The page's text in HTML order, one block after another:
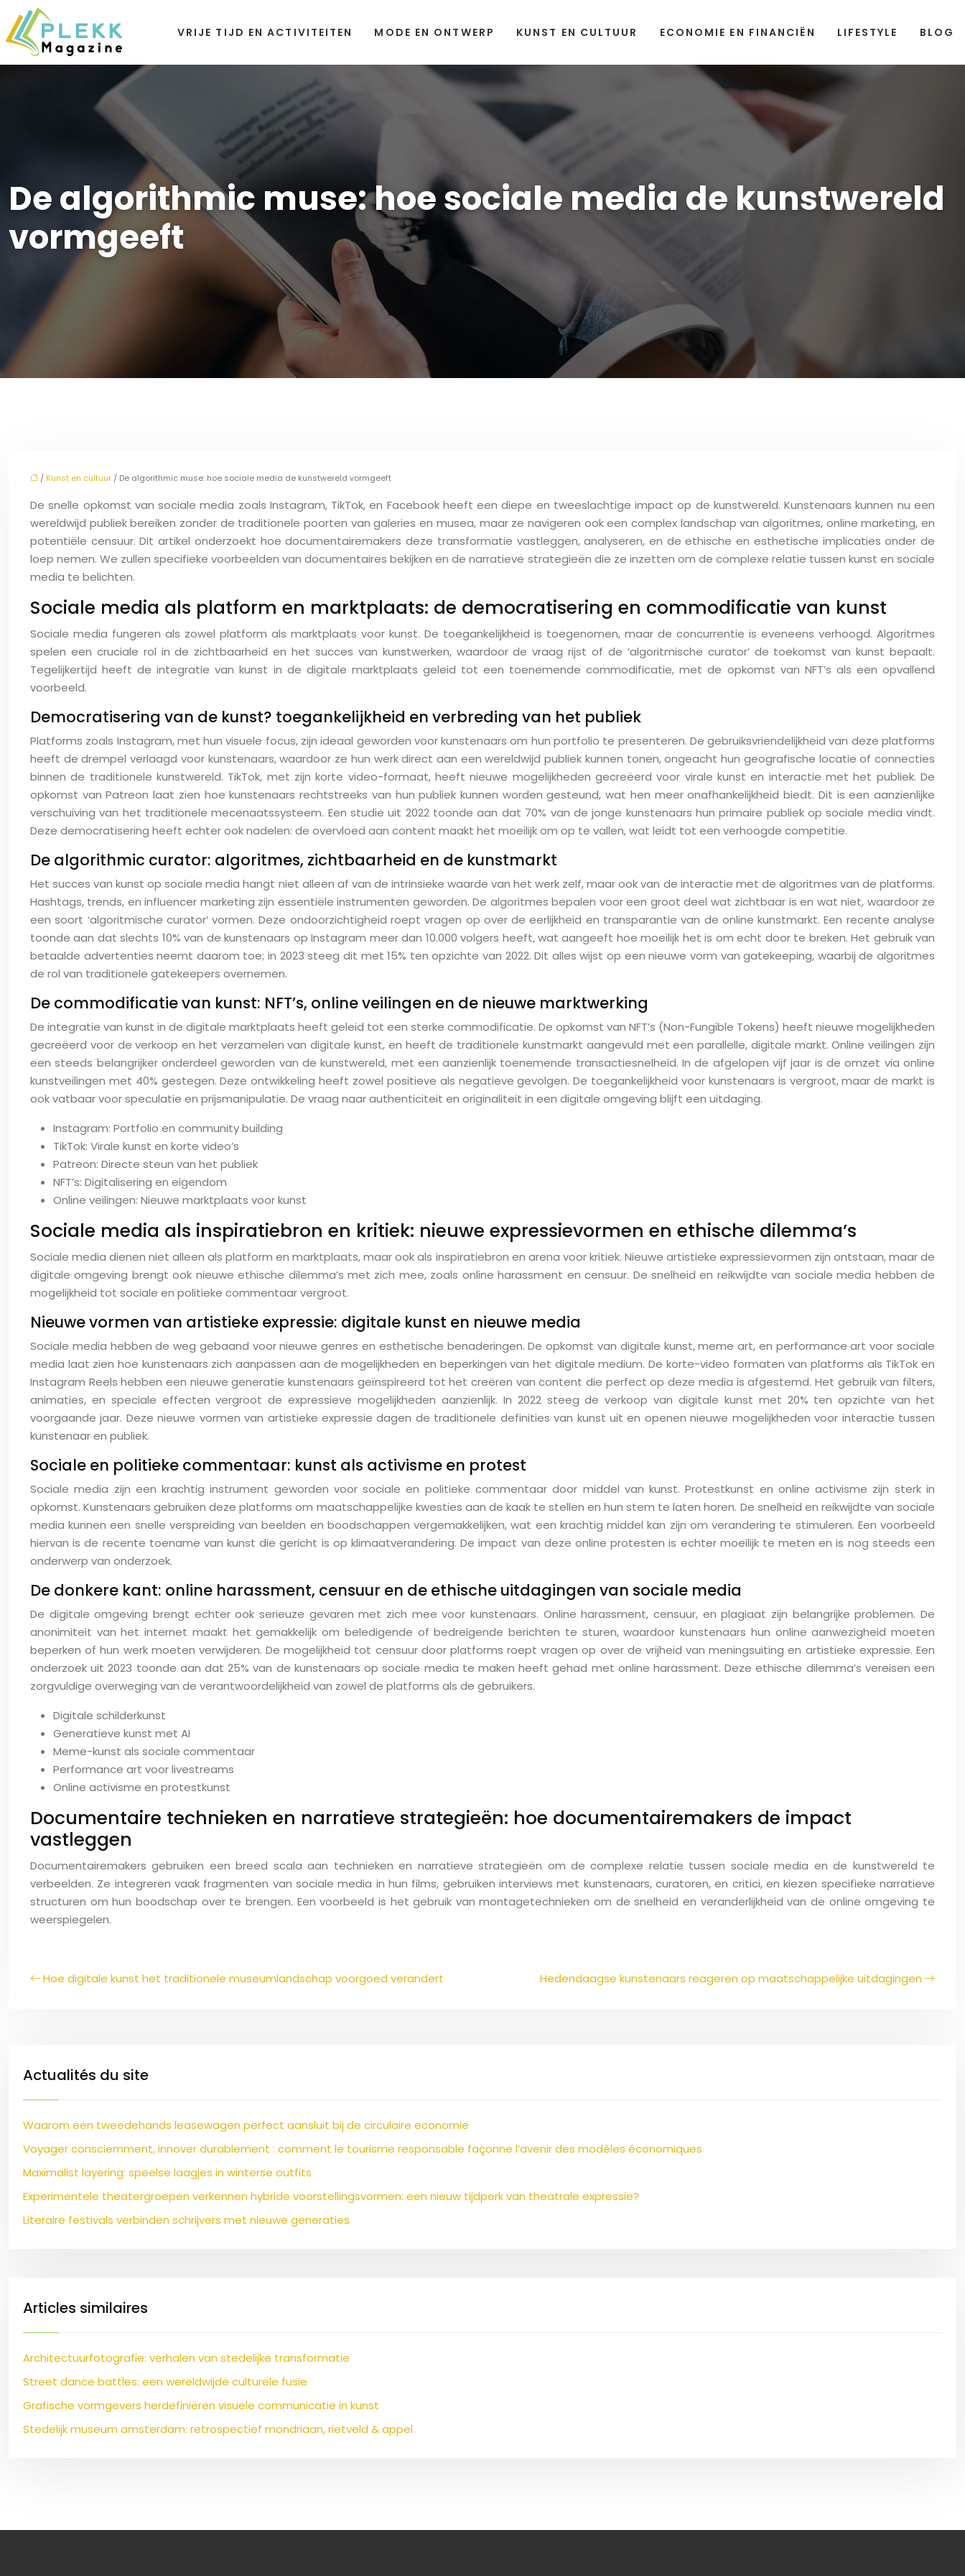
VRIJE TIJD EN ACTIVITEITEN MODE EN ONTWERP KUNST EN CULTUUR ECONOMIE EN FINANCIËN LIFESTYLE BLOG
De algorithmic muse: hoe sociale media de kunstwereld
vormgeeft
/ Kunst en cultuur / De algorithmic muse: hoe sociale media de kunstwereld vormgeeft
De snelle opkomst van sociale media zoals Instagram, TikTok, en Facebook heeft een diepe en tweeslachtige impact op de kunstwereld. Kunstenaars kunnen nu een
wereldwijd publiek bereiken zonder de traditionele poorten van galeries en musea, maar ze navigeren ook een complex landschap van algoritmes, online marketing, en
potentiële censuur. Dit artikel onderzoekt hoe documentairemakers deze transformatie vastleggen, analyseren, en de ethische en esthetische implicaties onder de
loep nemen. We zullen specifieke voorbeelden van documentaires bekijken en de narratieve strategieën die ze inzetten om de complexe relatie tussen kunst en sociale
media te belichten.
Sociale media als platform en marktplaats: de democratisering en commodificatie van kunst
Sociale media fungeren als zowel platform als marktplaats voor kunst. De toegankelijkheid is toegenomen, maar de concurrentie is eveneens verhoogd. Algoritmes
spelen een cruciale rol in de zichtbaarheid en het succes van kunstwerken, waardoor de vraag rijst of de ‘algoritmische curator’ de toekomst van kunst bepaalt.
Tegelijkertijd heeft de integratie van kunst in de digitale marktplaats geleid tot een toenemende commodificatie, met de opkomst van NFT’s als een opvallend
voorbeeld.
Democratisering van de kunst? toegankelijkheid en verbreding van het publiek
Platforms zoals Instagram, met hun visuele focus, zijn ideaal geworden voor kunstenaars om hun portfolio te presenteren. De gebruiksvriendelijkheid van deze platforms
heeft de drempel verlaagd voor kunstenaars, waardoor ze hun werk direct aan een wereldwijd publiek kunnen tonen, ongeacht hun geografische locatie of connecties
binnen de traditionele kunstwereld. TikTok, met zijn korte video-formaat, heeft nieuwe mogelijkheden gecreëerd voor virale kunst en interactie met het publiek. De
opkomst van Patreon laat zien hoe kunstenaars rechtstreeks van hun publiek kunnen worden gesteund, wat hen meer onafhankelijkheid biedt. Dit is een aanzienlijke
verschuiving van het traditionele mecenaatssysteem. Een studie uit 2022 toonde aan dat 70% van de jonge kunstenaars hun primaire publiek op sociale media vindt.
Deze democratisering heeft echter ook nadelen: de overvloed aan content maakt het moeilijk om op te vallen, wat leidt tot een verhoogde competitie.
De algorithmic curator: algoritmes, zichtbaarheid en de kunstmarkt
Het succes van kunst op sociale media hangt niet alleen af van de intrinsieke waarde van het werk zelf, maar ook van de interactie met de algoritmes van de platforms.
Hashtags, trends, en influencer marketing zijn essentiële instrumenten geworden. De algoritmes bepalen voor een groot deel wat zichtbaar is en wat niet, waardoor ze
een soort ‘algoritmische curator’ vormen. Deze ondoorzichtigheid roept vragen op over de eerlijkheid en transparantie van de online kunstmarkt. Een recente analyse
toonde aan dat slechts 10% van de kunstenaars op Instagram meer dan 10.000 volgers heeft, wat aangeeft hoe moeilijk het is om echt door te breken. Het gebruik van
betaalde advertenties neemt daarom toe; in 2023 steeg dit met 15% ten opzichte van 2022. Dit alles wijst op een nieuwe vorm van gatekeeping, waarbij de algoritmes
de rol van traditionele gatekeepers overnemen.
De commodificatie van kunst: NFT’s, online veilingen en de nieuwe marktwerking
De integratie van kunst in de digitale marktplaats heeft geleid tot een sterke commodificatie. De opkomst van NFT’s (Non-Fungible Tokens) heeft nieuwe mogelijkheden
gecreëerd voor de verkoop en het verzamelen van digitale kunst, en heeft de traditionele kunstmarkt aangevuld met een parallelle, digitale markt. Online veilingen zijn
een steeds belangrijker onderdeel geworden van de kunstwereld, met een aanzienlijk toenemende transactiesnelheid. In de afgelopen vijf jaar is de omzet via online
kunstveilingen met 40% gestegen. Deze ontwikkeling heeft zowel positieve als negatieve gevolgen. De toegankelijkheid voor kunstenaars is vergroot, maar de markt is
ook vatbaar voor speculatie en prijsmanipulatie. De vraag naar authenticiteit en originaliteit in een digitale omgeving blijft een uitdaging.
Instagram: Portfolio en community building
TikTok: Virale kunst en korte video’s
Patreon: Directe steun van het publiek
NFT’s: Digitalisering en eigendom
Online veilingen: Nieuwe marktplaats voor kunst
Sociale media als inspiratiebron en kritiek: nieuwe expressievormen en ethische dilemma’s
Sociale media dienen niet alleen als platform en marktplaats, maar ook als inspiratiebron en arena voor kritiek. Nieuwe artistieke expressievormen zijn ontstaan, maar de
digitale omgeving brengt ook nieuwe ethische dilemma’s met zich mee, zoals online harassment en censuur. De snelheid en reikwijdte van sociale media hebben de
mogelijkheid tot sociale en politieke commentaar vergroot.
Nieuwe vormen van artistieke expressie: digitale kunst en nieuwe media
Sociale media hebben de weg gebaand voor nieuwe genres en esthetische benaderingen. De opkomst van digitale kunst, meme art, en performance art voor sociale
media laat zien hoe kunstenaars zich aanpassen aan de mogelijkheden en beperkingen van het digitale medium. De korte-video formaten van platforms als TikTok en
Instagram Reels hebben een nieuwe generatie kunstenaars geïnspireerd tot het creëren van content die perfect op deze media is afgestemd. Het gebruik van filters,
animaties, en speciale effecten vergroot de expressieve mogelijkheden aanzienlijk. In 2022 steeg de verkoop van digitale kunst met 20% ten opzichte van het
voorgaande jaar. Deze nieuwe vormen van artistieke expressie dagen de traditionele definities van kunst uit en openen nieuwe mogelijkheden voor interactie tussen
kunstenaar en publiek.
Sociale en politieke commentaar: kunst als activisme en protest
Sociale media zijn een krachtig instrument geworden voor sociale en politieke commentaar door middel van kunst. Protestkunst en online activisme zijn sterk in
opkomst. Kunstenaars gebruiken deze platforms om maatschappelijke kwesties aan de kaak te stellen en hun stem te laten horen. De snelheid en reikwijdte van sociale
media kunnen een snelle verspreiding van beelden en boodschappen vergemakkelijken, wat een krachtig middel kan zijn om verandering te stimuleren. Een voorbeeld
hiervan is de recente toename van kunst die gericht is op klimaatverandering. De impact van deze online protesten is echter moeilijk te meten en is nog steeds een
onderwerp van onderzoek.
De donkere kant: online harassment, censuur en de ethische uitdagingen van sociale media
De digitale omgeving brengt echter ook serieuze gevaren met zich mee voor kunstenaars. Online harassment, censuur, en plagiaat zijn belangrijke problemen. De
anonimiteit van het internet maakt het gemakkelijk om beledigende of bedreigende berichten te sturen, waardoor kunstenaars hun online aanwezigheid moeten
beperken of hun werk moeten verwijderen. De mogelijkheid tot censuur door platforms roept vragen op over de vrijheid van meningsuiting en artistieke expressie. Een
onderzoek uit 2023 toonde aan dat 25% van de kunstenaars op sociale media te maken heeft gehad met online harassment. Deze ethische dilemma’s vereisen een
zorgvuldige overweging van de verantwoordelijkheid van zowel de platforms als de gebruikers.
Digitale schilderkunst
Generatieve kunst met AI
Meme-kunst als sociale commentaar
Performance art voor livestreams
Online activisme en protestkunst
Documentaire technieken en narratieve strategieën: hoe documentairemakers de impact
vastleggen
Documentairemakers gebruiken een breed scala aan technieken en narratieve strategieën om de complexe relatie tussen sociale media en de kunstwereld te
verbeelden. Ze integreren vaak fragmenten van sociale media in hun films, gebruiken interviews met kunstenaars, curatoren, en critici, en kiezen specifieke narratieve
structuren om hun boodschap over te brengen. Een voorbeeld is het gebruik van montagetechnieken om de snelheid en veranderlijkheid van de online omgeving te
weerspiegelen.
Hoe digitale kunst het traditionele museumlandschap voorgoed verandert Hedendaagse kunstenaars reageren op maatschappelijke uitdagingen
Actualités du site
Waarom een tweedehands leasewagen perfect aansluit bij de circulaire economie
Voyager consciemment, innover durablement : comment le tourisme responsable façonne l’avenir des modèles économiques
Maximalist layering: speelse laagjes in winterse outfits
Experimentele theatergroepen verkennen hybride voorstellingsvormen: een nieuw tijdperk van theatrale expressie?
Literaire festivals verbinden schrijvers met nieuwe generaties
Articles similaires
Architectuurfotografie: verhalen van stedelijke transformatie
Street dance battles: een wereldwijde culturele fusie
Grafische vormgevers herdefiniëren visuele communicatie in kunst
Stedelijk museum amsterdam: retrospectief mondriaan, rietveld & appel